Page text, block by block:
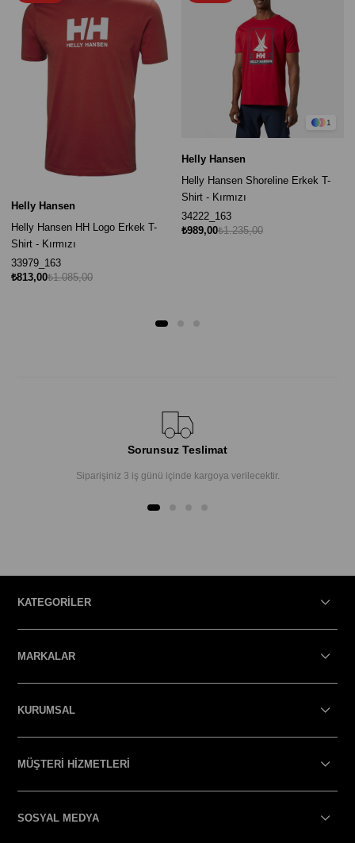
Helly Hansen
Helly Hansen HH Logo Erkek T-
Shirt - Kırmızı
33979_163
₺813,00₺1.085,00
1
Helly Hansen
Helly Hansen Shoreline Erkek T-
Shirt - Kırmızı
34222_163
₺989,00₺1.235,00
Sorunsuz Teslimat
Siparişiniz 3 iş günü içinde kargoya verilecektir.
KATEGORİLER
MARKALAR
KURUMSAL
MÜŞTERİ HİZMETLERİ
SOSYAL MEDYA